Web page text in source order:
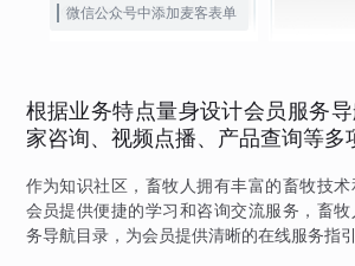
微信公众号中添加麦客表单
根据业务特点量身设计会员服务
家咨询、视频点播、产品查询等多
作为知识社区，畜牧人拥有丰富的畜牧技
会员提供便捷的学习和咨询交流服务，畜
务导航目录，为会员提供清晰的在线服务指引